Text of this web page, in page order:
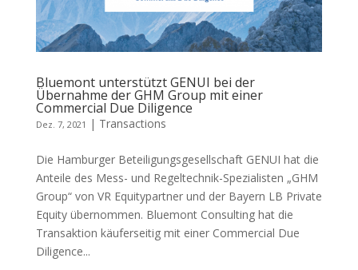
Bluemont unterstützt GENUI bei der
Übernahme der GHM Group mit einer
Commercial Due Diligence
Dez. 7, 2021 | Transactions
Die Hamburger Beteiligungsgesellschaft GENUI hat die
Anteile des Mess- und Regeltechnik-Spezialisten „GHM
Group“ von VR Equitypartner und der Bayern LB Private
Equity übernommen. Bluemont Consulting hat die
Transaktion käuferseitig mit einer Commercial Due
Diligence...